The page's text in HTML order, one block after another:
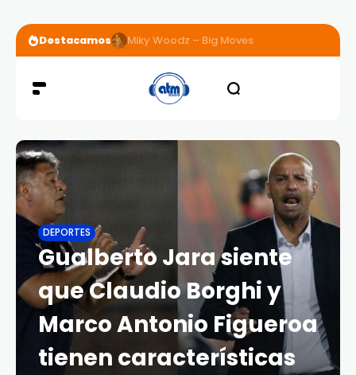
Destacamos Miky Woodz – Big Moves
DEPORTES
Gualberto Jara siente
que Claudio Borghi y
Marco Antonio Figueroa
tienen características